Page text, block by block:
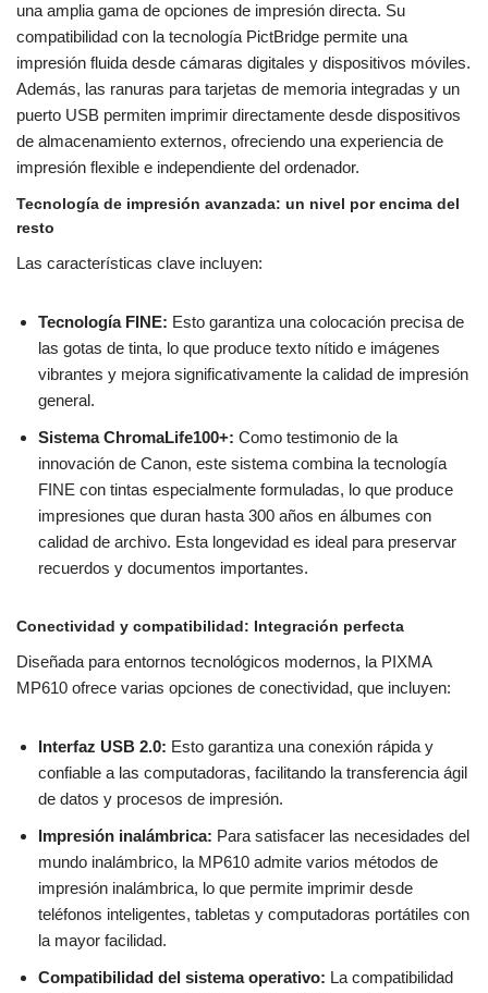
una amplia gama de opciones de impresión directa. Su
compatibilidad con la tecnología PictBridge permite una
impresión fluida desde cámaras digitales y dispositivos móviles.
Además, las ranuras para tarjetas de memoria integradas y un
puerto USB permiten imprimir directamente desde dispositivos
de almacenamiento externos, ofreciendo una experiencia de
impresión flexible e independiente del ordenador.
Tecnología de impresión avanzada: un nivel por encima del
resto
Las características clave incluyen:
Tecnología FINE: Esto garantiza una colocación precisa de
las gotas de tinta, lo que produce texto nítido e imágenes
vibrantes y mejora significativamente la calidad de impresión
general.
Sistema ChromaLife100+: Como testimonio de la
innovación de Canon, este sistema combina la tecnología
FINE con tintas especialmente formuladas, lo que produce
impresiones que duran hasta 300 años en álbumes con
calidad de archivo. Esta longevidad es ideal para preservar
recuerdos y documentos importantes.
Conectividad y compatibilidad: Integración perfecta
Diseñada para entornos tecnológicos modernos, la PIXMA
MP610 ofrece varias opciones de conectividad, que incluyen:
Interfaz USB 2.0: Esto garantiza una conexión rápida y
confiable a las computadoras, facilitando la transferencia ágil
de datos y procesos de impresión.
Impresión inalámbrica: Para satisfacer las necesidades del
mundo inalámbrico, la MP610 admite varios métodos de
impresión inalámbrica, lo que permite imprimir desde
teléfonos inteligentes, tabletas y computadoras portátiles con
la mayor facilidad.
Compatibilidad del sistema operativo: La compatibilidad